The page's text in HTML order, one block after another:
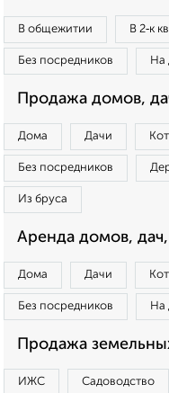
В общежитии В 2‑к
Без посредников На
Продажа домов,
Дома Дачи
Без посредников
Из бруса
Аренда домов,
Дома Дачи
Без посредников На
Продажа
ИЖС Садоводство